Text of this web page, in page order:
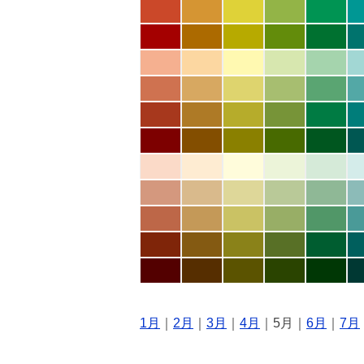
1月 2月 3月 4月 ｜5月｜ 6月 7月